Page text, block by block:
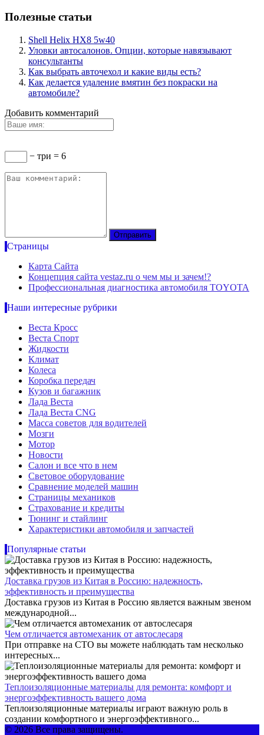
Полезные статьи
Shell Helix HX8 5w40
Уловки автосалонов. Опции, которые навязывают
консультанты
Как выбрать авточехол и какие виды есть?
Как делается удаление вмятин без покраски на
автомобиле?
Добавить комментарий
− три = 6
Страницы
Карта Сайта
Концепция сайта vestaz.ru о чем мы и зачем!?
Профессиональная диагностика автомобиля TOYOTA
Наши интересные рубрики
Веста Кросс
Веста Спорт
Жидкости
Климат
Колеса
Коробка передач
Кузов и багажник
Лада Веста
Лада Веста CNG
Масса советов для водителей
Мозги
Мотор
Новости
Салон и все что в нем
Световое оборудование
Сравнение моделей машин
Страницы механиков
Страхование и кредиты
Тюнинг и стайлинг
Характеристики автомобиля и запчастей
Популярные статьи
Доставка грузов из Китая в Россию: надежность,
эффективность и преимущества
Доставка грузов из Китая в Россию является важным звеном
международной...
Чем отличается автомеханик от автослесаря
При отправке на СТО вы можете наблюдать там несколько
интересных...
Теплоизоляционные материалы для ремонта: комфорт и
энергоэффективность вашего дома
Теплоизоляционные материалы играют важную роль в
создании комфортного и энергоэффективного...
© 2026 Все права защищены.